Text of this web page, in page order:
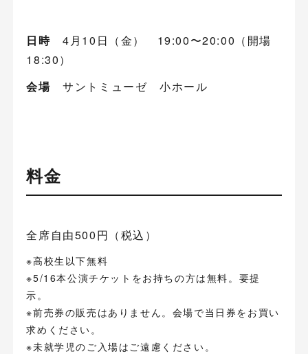
日時 4月10日（金） 19:00〜20:00（開場
18:30）
会場 サントミューゼ 小ホール
料金
全席自由500円（税込）
※高校生以下無料
※5/16本公演チケットをお持ちの方は無料。要提
示。
※前売券の販売はありません。会場で当日券をお買い
求めください。
※未就学児のご入場はご遠慮ください。